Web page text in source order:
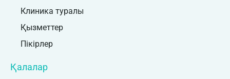
Клиника туралы
Қызметтер
Пікірлер
Қалалар